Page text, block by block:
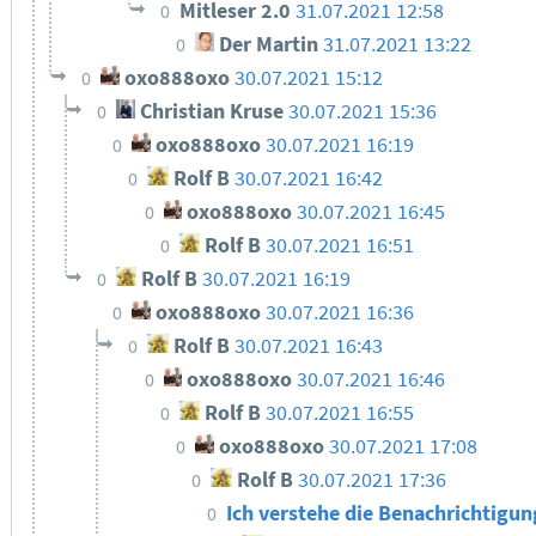
0 Mitleser 2.0 31.07.2021 12:58
0 Der Martin31.07.2021 13:22
0 oxo888oxo 30.07.2021 15:12
0 Christian Kruse30.07.2021 15:36
0 oxo888oxo30.07.2021 16:19
0 Rolf B30.07.2021 16:42
0 oxo888oxo30.07.2021 16:45
0 Rolf B30.07.2021 16:51
0 Rolf B 30.07.2021 16:19
0 oxo888oxo30.07.2021 16:36
0 Rolf B30.07.2021 16:43
0 oxo888oxo30.07.2021 16:46
0 Rolf B30.07.2021 16:55
0 oxo888oxo30.07.2021 17:08
0 Rolf B30.07.2021 17:36
0 Ich verstehe die